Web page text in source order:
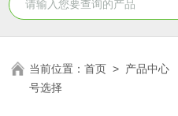
当前位置：首页 > 产品中心
号选择